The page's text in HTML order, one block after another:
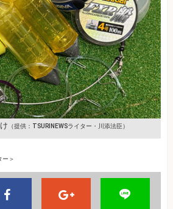
（提供：TSURINEWSライター・川添法臣）
ー＞